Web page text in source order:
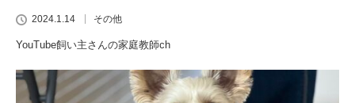
2024.1.14 その他
YouTube飼い主さんの家庭教師ch